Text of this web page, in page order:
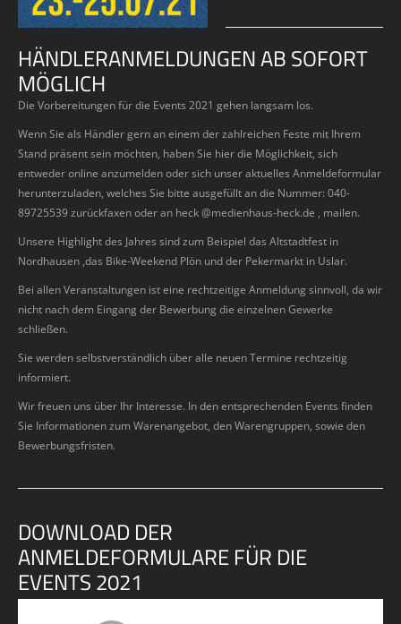
HÄNDLERANMELDUNGEN AB SOFORT
MÖGLICH
Die Vorbereitungen für die Events 2021 gehen langsam los.
Wenn Sie als Händler gern an einem der zahlreichen Feste mit Ihrem
Stand präsent sein möchten, haben Sie hier die Möglichkeit, sich
entweder online anzumelden oder sich unser aktuelles Anmeldeformular
herunterzuladen, welches Sie bitte ausgefüllt an die Nummer: 040-
89725539 zurückfaxen oder an heck @medienhaus-heck.de , mailen.
Unsere Highlight des Jahres sind zum Beispiel das Altstadtfest in
Nordhausen ,das Bike-Weekend Plön und der Pekermarkt in Uslar.
Bei allen Veranstaltungen ist eine rechtzeitige Anmeldung sinnvoll, da wir
nicht nach dem Eingang der Bewerbung die einzelnen Gewerke
schließen.
Sie werden selbstverständlich über alle neuen Termine rechtzeitig
informiert.
Wir freuen uns über Ihr Interesse. In den entsprechenden Events finden
Sie Informationen zum Warenangebot, den Warengruppen, sowie den
Bewerbungsfristen.
DOWNLOAD DER
ANMELDEFORMULARE FÜR DIE
EVENTS 2021